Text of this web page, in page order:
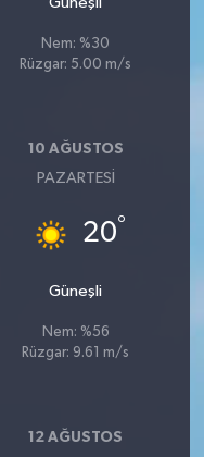
Nem: %30
Rüzgar: 5.00 m/s
10 AĞUSTOS
PAZARTESI
20°
Güneşli
Nem: %56
Rüzgar: 9.61 m/s
12 AĞUSTOS